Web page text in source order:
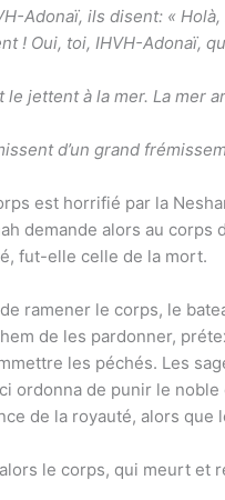
Adonaï, ils disent: «
! Oui, toi, IHVH-Adonaï,
le jettent à la mer. La mer
d’un grand
est horrifié par la
demande alors au
fut-elle celle de la mort.
ramener le corps, le
de les pardonner,
les péchés. Les
ordonna de punir le
de la royauté, alors que
le corps, qui meurt